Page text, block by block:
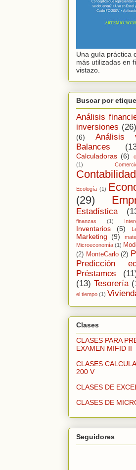
Una guía práctica
más utilizadas en
vistazo.
Buscar por
Análisis
inversiones (26)
(6)
Análisis
Balances
Calculadoras (6)
(1)
Contabilidad
Ecología (1)
(29)
Estadística
finanzas (1)
Inventarios (5)
Marketing (9)
Microeconomía (1)
(2) MonteCarlo (2)
Predicción
Préstamos
(13) Tesorería
el tiempo (1)
Clases
CLASES PARA
EXAMEN MIFID II
CLASES
200 V
CLASES DE
CLASES DE
Seguidores